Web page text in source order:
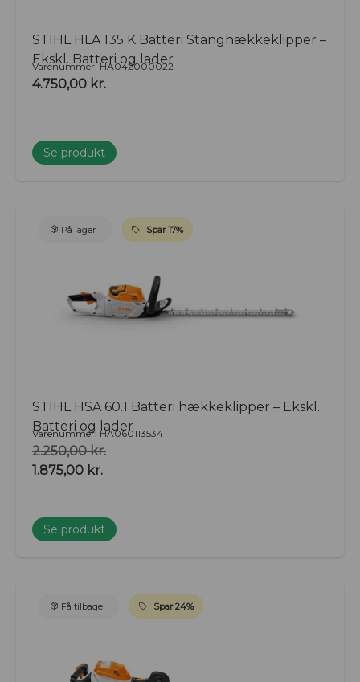
STIHL HLA 135 K Batteri Stanghækkeklipper –
Ekskl. Batteri og lader
Varenummer: HA042000022
4.750,00 kr.
Se produkt
På lager Spar 17%
STIHL HSA 60.1 Batteri hækkeklipper – Ekskl.
Batteri og lader
Varenummer: HA060113534
2.250,00kr.
1.875,00 kr.
Se produkt
Få tilbage Spar 24%